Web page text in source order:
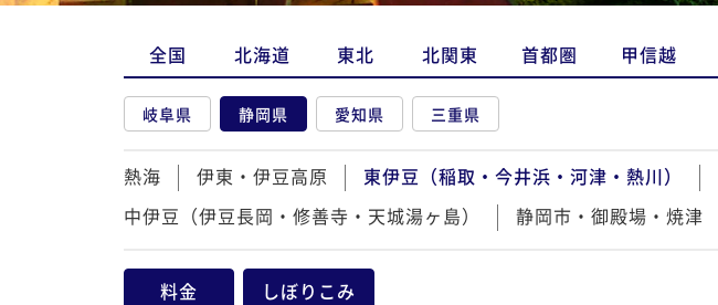
全国 北海道 東北 北関東 首都圏 甲信越
岐阜県 静岡県 愛知県 三重県
熱海 伊東・伊豆高原 東伊豆（稲取・今井浜・河津・熱川）
中伊豆（伊豆長岡・修善寺・天城湯ヶ島）
静岡市・御殿場・焼津
料金 しぼりこみ